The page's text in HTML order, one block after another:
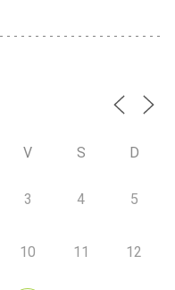
V S D
3 4 5
10 11 12